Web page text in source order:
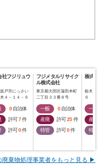
社フジリュウ
戸市にっさい
４－１４－６
0 自治体
許可7件
許可0件
フジメタルリサイク
ル株式会社
東京都大田区蒲田本町
二丁目３３番８号
一般 0 自治体
産廃
許可25 件
特管
許可0件
株式会
栃木県小
６
一般
産廃
特管
廃棄物処理事業者をもっと見る ▶